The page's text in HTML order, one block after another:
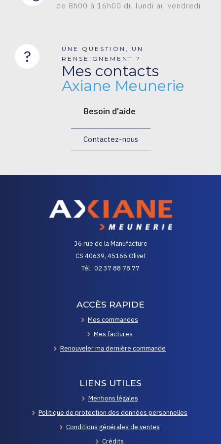
de 8h00 à 16h00 du lundi au vendredi
?
UNE QUESTION, UN
RENSEIGNEMENT ?
Mes contacts
Axiane Meunerie
Besoin d'aide
Contactez-nous
36 rue de la Manufacture
CS 40639, 45166 Olivet
Tél : 02 37 88 78 77
ACCÈS RAPIDE
Mes commandes
Mes factures
Renouveler ma dernière commande
LIENS UTILES
Mentions légales
Politique de protection des données personnelles
Conditions générales de ventes
Crédits